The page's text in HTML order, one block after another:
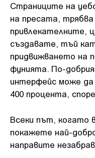
Страниците на
на пресата,
привлекателните,
създавате, тъй
придвижването на
фунията. По-
интерфейс може да
400 процента,
Всеки път, когато
покажете най-
направите